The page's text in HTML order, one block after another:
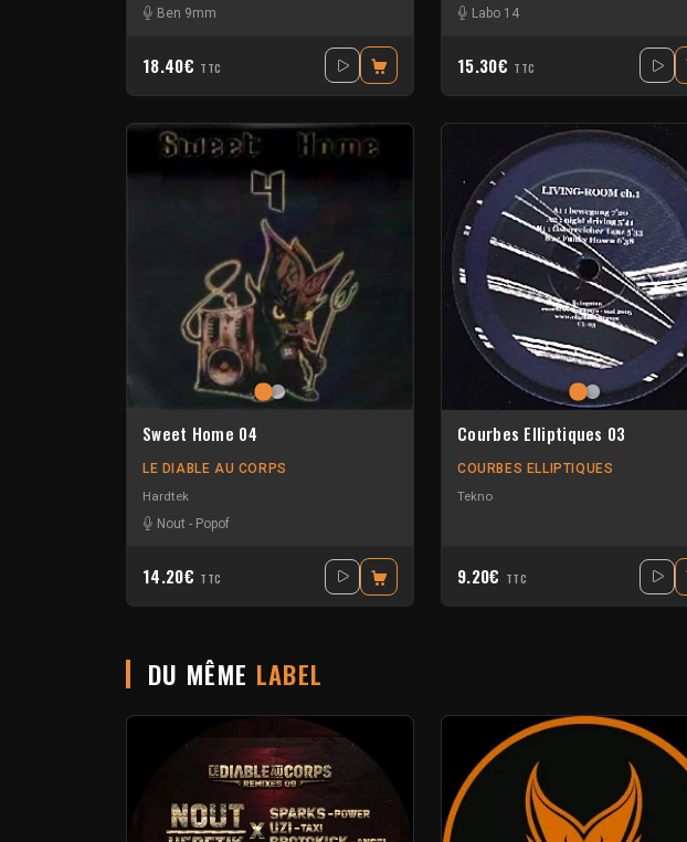
Ben 9mm
18.40€ TTC
Labo 14
15.30€ TTC
Sweet Home 04
LE DIABLE AU CORPS
Hardtek
Nout - Popof
14.20€ TTC
Courbes Elliptiques 03
COURBES ELLIPTIQUES
Tekno
9.20€ TTC
DU MÊME LABEL